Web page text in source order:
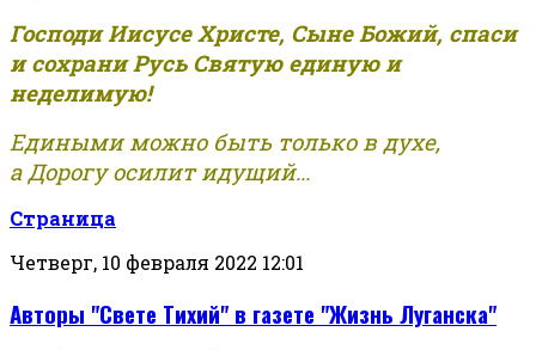
Господи Иисусе Христе, Сыне Божий, спаси
и сохрани Русь Святую единую и
неделимую!
Едиными можно быть только в духе,
а Дорогу осилит идущий...
Страница
Четверг, 10 февраля 2022 12:01
Авторы "Свете Тихий" в газете "Жизнь Луганска"